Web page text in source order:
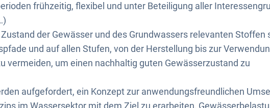
frühzeitig, flexibel und unter Beteiligung aller
der Gewässer und des Grundwassers relevanten Stoffen
und auf allen Stufen, von der Herstellung bis zur
vermeiden, um einen nachhaltig guten Gewässerzustand zu
aufgefordert, ein Konzept zur anwendungsfreundlichen
im Wassersektor mit dem Ziel zu erarbeiten,